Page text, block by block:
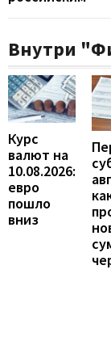
Внутри
Курс
валют на
10.08.2026:
евро
пошло
вниз